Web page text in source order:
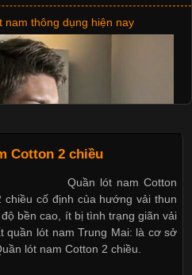
05-27 17:03:46
Giãn Được Ưa Chuộng Trong
trang hiện đại, các loại vải có
được ưa chuộng nhằm mang lại
mặc. Trong đó, vải Lycra là một
độ đàn hồi cao,
Mới Trong Ngành Thời Trang
05-21 14:59:25
Bamboo đang trở thành một
nam thông dụng hiện nay
Cotton 2 chiều
Quần lót nam Cotton
cố định của hướng vải thun
bền cao, ít bị tình trạng giãn vải
quần lót nam Trung Mai: là cơ sở
lót nam Cotton 2 chiều.